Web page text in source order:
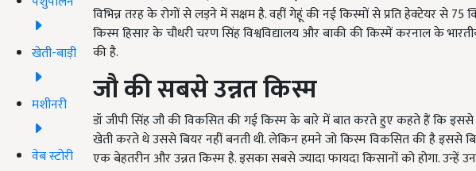
खेती-बाड़ी
मशीनरी
वेब स्टोरी
विभिन्न तरह के रोगों से लड़ने में सक्षम है. वहीं गेहूं की नई किस्मों से प्रति हेक्टेयर से
किस्म हिसार के चौधरी चरण सिंह विश्वविद्यालय और बाकी की किस्में करनाल के
की है.
जौकीसबसेउन्नतकिस्म
डॉ जीपी सिंह जौ की विकसित की गई किस्म के बारे में बात करते हुए कहते हैं कि
खेती करते थे उससे बियर नहीं बनती थी. लेकिन हमने जो किस्म विकसित की है इससे
एक बेहतरीन और उन्नत किस्म है. इसका सबसे ज्यादा फायदा किसानों को होगा. उन्हें